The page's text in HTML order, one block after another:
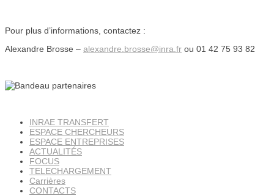
Pour plus d’informations, contactez :
Alexandre Brosse – alexandre.brosse@inra.fr ou 01 42 75 93 82
INRAE TRANSFERT
ESPACE CHERCHEURS
ESPACE ENTREPRISES
ACTUALITÉS
FOCUS
TELECHARGEMENT
Carrières
CONTACTS